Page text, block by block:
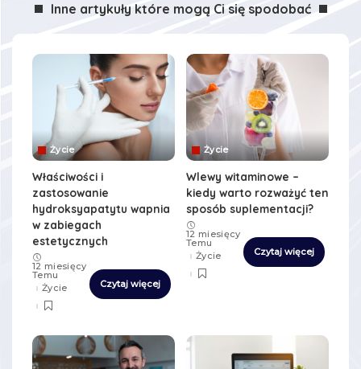
Inne artykuły które mogą Ci się spodobać
Życie
Właściwości i
zastosowanie
hydroksyapatytu wapnia
w zabiegach
estetycznych
12 miesięcy
Temu
Życie
Czytaj więcej
Życie
Wlewy witaminowe –
kiedy warto rozważyć ten
sposób suplementacji?
12 miesięcy
Temu
Życie
Czytaj więcej